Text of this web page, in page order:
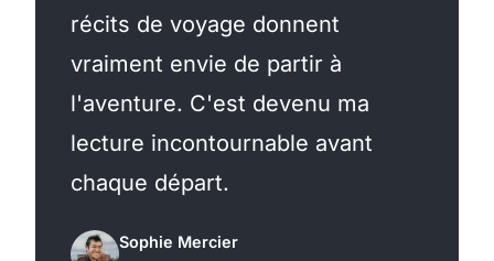
récits de voyage donnent
vraiment envie de partir à
l'aventure. C'est devenu ma
lecture incontournable avant
chaque départ.
Sophie Mercier